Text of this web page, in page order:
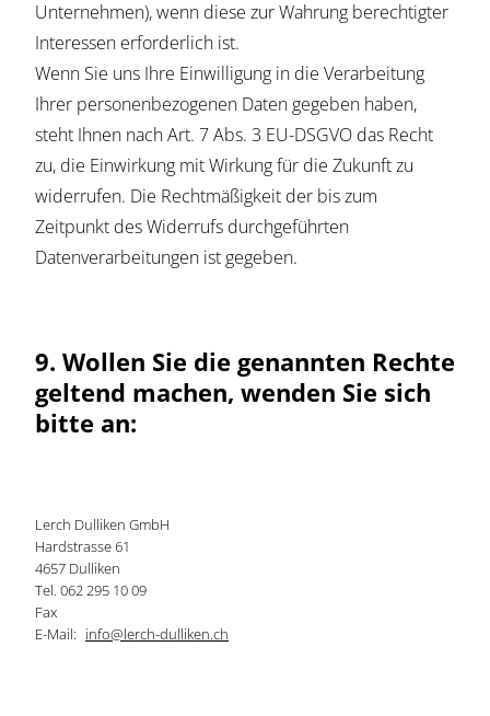
Unternehmen), wenn diese zur Wahrung berechtigter
Interessen erforderlich ist.
Wenn Sie uns Ihre Einwilligung in die Verarbeitung
Ihrer personenbezogenen Daten gegeben haben,
steht Ihnen nach Art. 7 Abs. 3 EU-DSGVO das Recht
zu, die Einwirkung mit Wirkung für die Zukunft zu
widerrufen. Die Rechtmäßigkeit der bis zum
Zeitpunkt des Widerrufs durchgeführten
Datenverarbeitungen ist gegeben.
9. Wollen Sie die genannten Rechte
geltend machen, wenden Sie sich
bitte an:
Lerch Dulliken GmbH
Hardstrasse 61
4657 Dulliken
Tel. 062 295 10 09
Fax
E-Mail: info@lerch-dulliken.ch